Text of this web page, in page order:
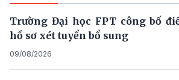
Trường Đại học FPT công bố
hồ sơ xét tuyển bổ sung
09/08/2026